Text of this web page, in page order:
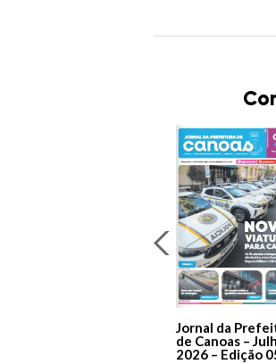
Jornal da
de Canoas –
2026 – Edição